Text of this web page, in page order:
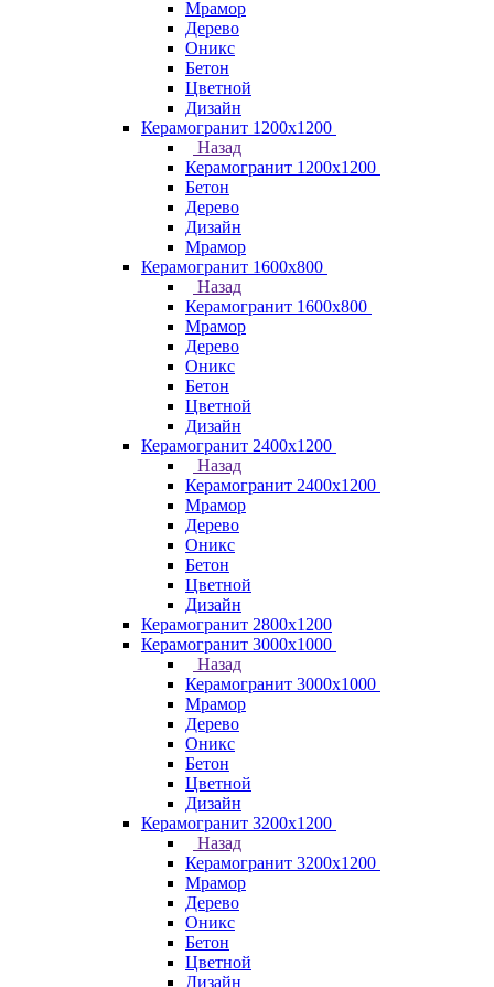
Мрамор
Дерево
Оникс
Бетон
Цветной
Дизайн
Керамогранит 1200x1200
Назад
Керамогранит 1200x1200
Бетон
Дерево
Дизайн
Мрамор
Керамогранит 1600х800
Назад
Керамогранит 1600х800
Мрамор
Дерево
Оникс
Бетон
Цветной
Дизайн
Керамогранит 2400х1200
Назад
Керамогранит 2400х1200
Мрамор
Дерево
Оникс
Бетон
Цветной
Дизайн
Керамогранит 2800x1200
Керамогранит 3000х1000
Назад
Керамогранит 3000х1000
Мрамор
Дерево
Оникс
Бетон
Цветной
Дизайн
Керамогранит 3200х1200
Назад
Керамогранит 3200х1200
Мрамор
Дерево
Оникс
Бетон
Цветной
Дизайн